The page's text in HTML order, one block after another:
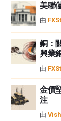
美聯
由
銅：
興業
由
金價
注
由